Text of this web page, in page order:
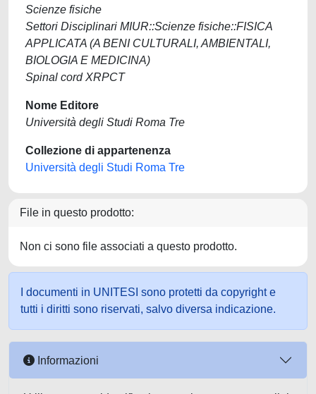
Scienze fisiche
Settori Disciplinari MIUR::Scienze fisiche::FISICA
APPLICATA (A BENI CULTURALI, AMBIENTALI,
BIOLOGIA E MEDICINA)
Spinal cord XRPCT
Nome Editore
Università degli Studi Roma Tre
Collezione di appartenenza
Università degli Studi Roma Tre
File in questo prodotto:
Non ci sono file associati a questo prodotto.
I documenti in UNITESI sono protetti da copyright e
tutti i diritti sono riservati, salvo diversa indicazione.
Informazioni